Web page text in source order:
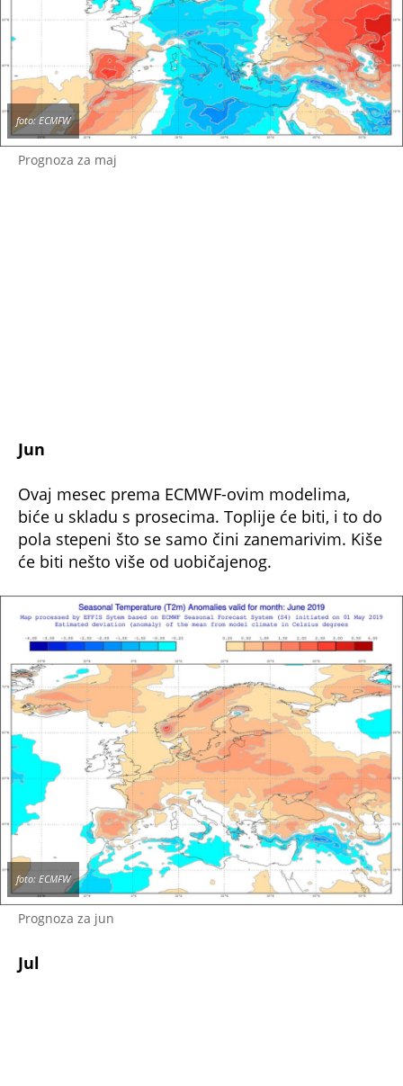
Prognoza za maj
foto: ECMFW
Jun
Ovaj mesec prema ECMWF-ovim modelima,
biće u skladu s prosecima. Toplije će biti, i to do
pola stepeni što se samo čini zanemarivim. Kiše
će biti nešto više od uobičajenog.
Prognoza za jun
foto: ECMFW
Jul